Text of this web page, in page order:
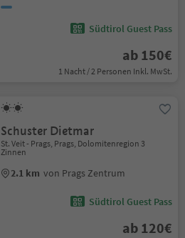
Südtirol Guest Pass
ab 150€
1 Nacht / 2 Personen Inkl. MwSt.
Schuster Dietmar
St. Veit - Prags, Prags, Dolomitenregion 3
Zinnen
2.1 km von Prags Zentrum
Südtirol Guest Pass
ab 120€